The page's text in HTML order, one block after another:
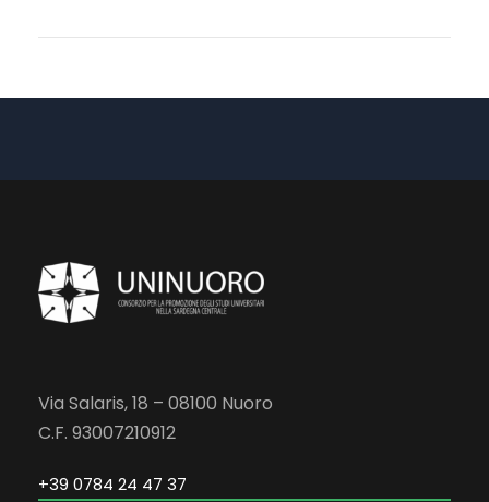
Via Salaris, 18 – 08100 Nuoro
C.F. 93007210912
+39 0784 24 47 37